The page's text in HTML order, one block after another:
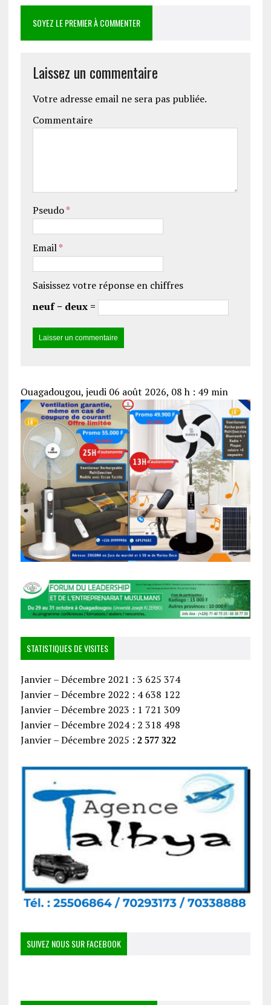
SOYEZ LE PREMIER À COMMENTER
Laissez un commentaire
Votre adresse email ne sera pas publiée.
Commentaire
Pseudo*
Email*
Saisissez votre réponse en chiffres
neuf − deux =
Ouagadougou, jeudi 06 août 2026, 08 h : 49 min
STATISTIQUES DE VISITES
Janvier – Décembre 2021 : 3 625 374
Janvier – Décembre 2022 : 4 638 122
Janvier – Décembre 2023 : 1 721 309
Janvier – Décembre 2024 : 2 318 498
Janvier – Décembre 2025 : 2 577 322
SUIVEZ NOUS SUR FACEBOOK